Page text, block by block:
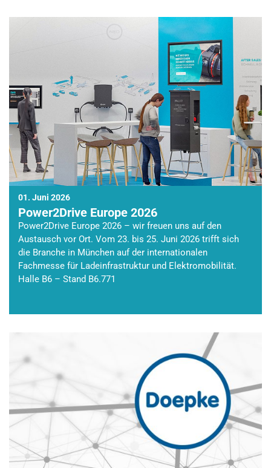
01. Juni 2026
Power2Drive Europe 2026
Power2Drive Europe 2026 – wir freuen uns auf den
Austausch vor Ort. Vom 23. bis 25. Juni 2026 trifft sich
die Branche in München auf der internationalen
Fachmesse für Ladeinfrastruktur und Elektromobilität.
Halle B6 – Stand B6.771